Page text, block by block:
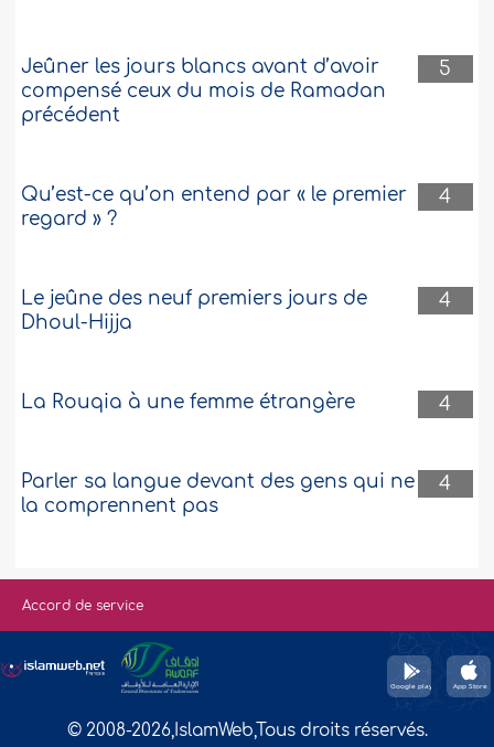
5
Jeûner les jours blancs avant d’avoir
compensé ceux du mois de Ramadan
précédent
4
Qu’est-ce qu’on entend par « le premier
regard » ?
4
Le jeûne des neuf premiers jours de
Dhoul-Hijja
4
La Rouqia à une femme étrangère
4
Parler sa langue devant des gens qui ne
la comprennent pas
Accord de service
© 2008-2026,IslamWeb,Tous droits réservés.